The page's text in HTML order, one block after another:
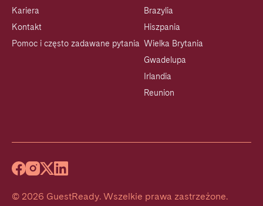
Kariera
Kontakt
Pomoc i często zadawane pytania
Brazylia
Hiszpania
Wielka Brytania
Gwadelupa
Irlandia
Reunion
© 2026 GuestReady. Wszelkie prawa zastrzeżone.